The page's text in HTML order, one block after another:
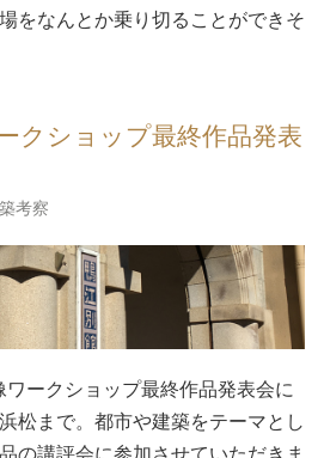
をなんとか乗り切ることができそ
クショップ最終作品発表
考察
ワークショップ最終作品発表会に
松まで。都市や建築をテーマとし
の講評会に参加させていただきま